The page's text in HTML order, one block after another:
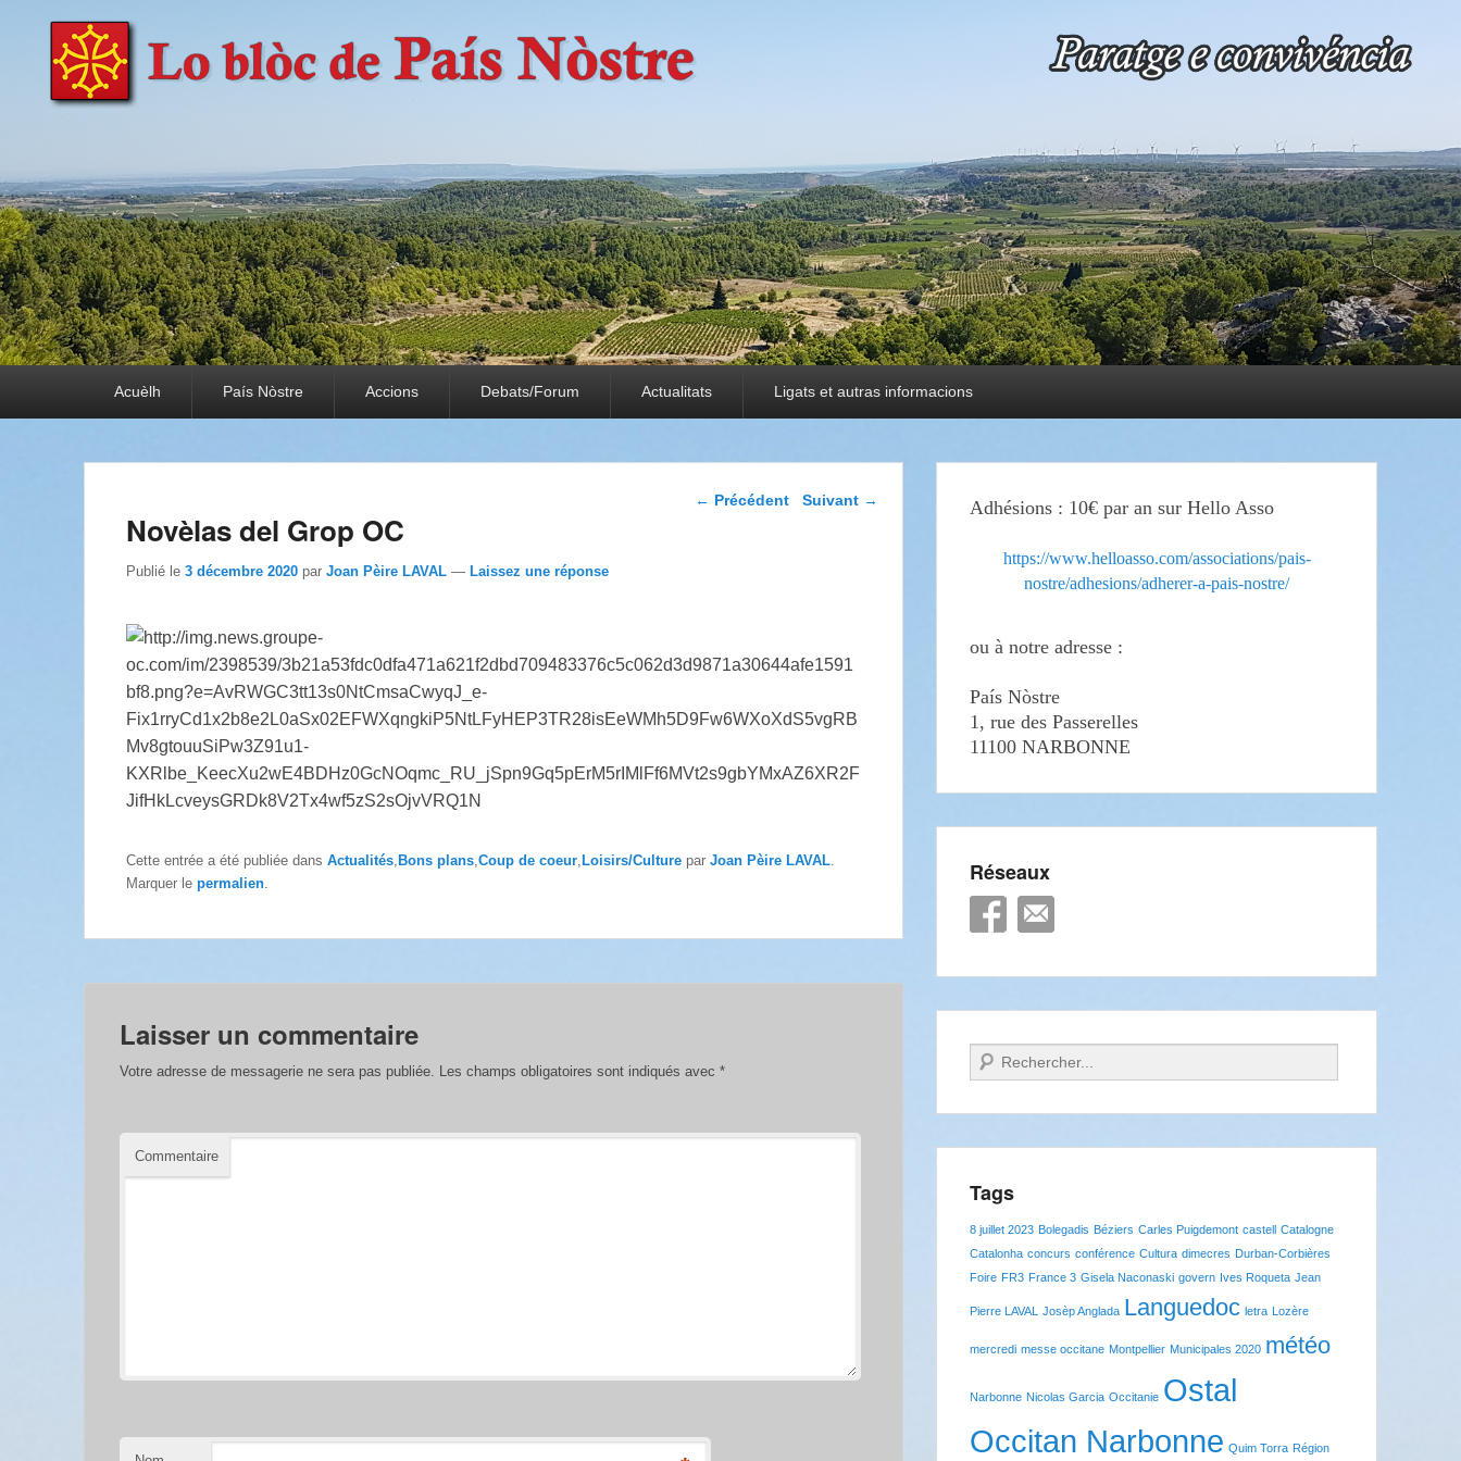
País Nòstre
Paratge e Convivència
Acuèlh País Nòstre Accions Debats/Forum Actualitats Ligats et autras informacions
Navigation dans les
← Précédent Suivant →
Novèlas del Grop OC
Publié le 3 décembre 2020 par Joan Pèire LAVAL — Laissez une réponse
Cette entrée a été publiée dans Actualités Bons plans Coup de coeur Loisirs/Culture par Joan Pèire LAVAL
Marquer le permalien
Laisser un commentaire
Votre adresse de messagerie ne sera pas publiée. Les champs obligatoires sont indiqués avec *
Commentaire
Adhésions : 10€ par an sur Hello Asso
https://www.helloasso.com/associations/pais-
nostre/adhesions/adherer-a-pais-nostre/
ou à notre adresse :
País Nòstre
1, rue des Passerelles
11100 NARBONNE
Réseaux
Recherche
Tags
8 juillet 2023 Bolegadis Béziers Carles Puigdemont castell Catalogne
Catalonha concurs conférence Cultura dimecres Durban-Corbières
Foire FR3 France 3 Gisela Naconaski govern Ives Roqueta Jean
Pierre LAVAL Josèp Anglada Languedoc letra Lozère
mercredi messe occitane Montpellier Municipales 2020 météo
Narbonne Nicolas Garcia Occitanie Ostal
Occitan Narbonne Quim Torra Région